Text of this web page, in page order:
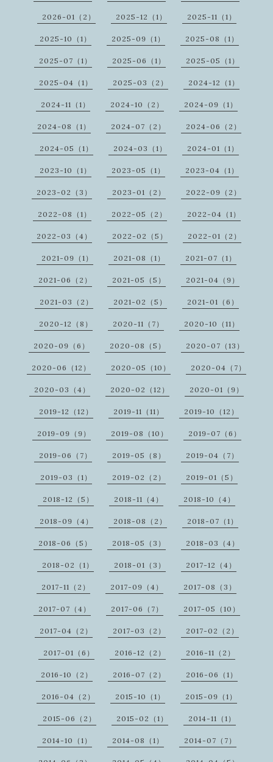
2026-01（2） 2025-12（1） 2025-11（1）
2025-10（1） 2025-09（1） 2025-08（1）
2025-07（1） 2025-06（1） 2025-05（1）
2025-04（1） 2025-03（2） 2024-12（1）
2024-11（1） 2024-10（2） 2024-09（1）
2024-08（1） 2024-07（2） 2024-06（2）
2024-05（1） 2024-03（1） 2024-01（1）
2023-10（1） 2023-05（1） 2023-04（1）
2023-02（3） 2023-01（2） 2022-09（2）
2022-08（1） 2022-05（2） 2022-04（1）
2022-03（4） 2022-02（5） 2022-01（2）
2021-09（1） 2021-08（1） 2021-07（1）
2021-06（2） 2021-05（5） 2021-04（9）
2021-03（2） 2021-02（5） 2021-01（6）
2020-12（8） 2020-11（7） 2020-10（11）
2020-09（6） 2020-08（5） 2020-07（13）
2020-06（12） 2020-05（10） 2020-04（7）
2020-03（4） 2020-02（12） 2020-01（9）
2019-12（12） 2019-11（11） 2019-10（12）
2019-09（9） 2019-08（10） 2019-07（6）
2019-06（7） 2019-05（8） 2019-04（7）
2019-03（1） 2019-02（2） 2019-01（5）
2018-12（5） 2018-11（4） 2018-10（4）
2018-09（4） 2018-08（2） 2018-07（1）
2018-06（5） 2018-05（3） 2018-03（4）
2018-02（1） 2018-01（3） 2017-12（4）
2017-11（2） 2017-09（4） 2017-08（3）
2017-07（4） 2017-06（7） 2017-05（10）
2017-04（2） 2017-03（2） 2017-02（2）
2017-01（6） 2016-12（2） 2016-11（2）
2016-10（2） 2016-07（2） 2016-06（1）
2016-04（2） 2015-10（1） 2015-09（1）
2015-06（2） 2015-02（1） 2014-11（1）
2014-10（1） 2014-08（1） 2014-07（7）